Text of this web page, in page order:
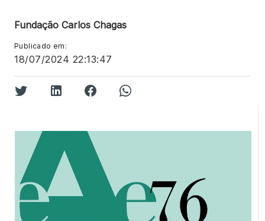
Fundação Carlos Chagas
Publicado em:
18/07/2024 22:13:47